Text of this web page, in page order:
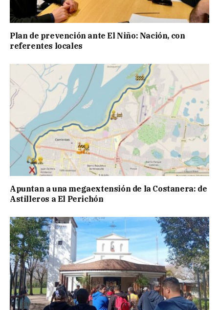
Plan de prevención ante El Niño: Nación, con
referentes locales
Apuntan a una megaextensión de la Costanera: de
Astilleros a El Perichón